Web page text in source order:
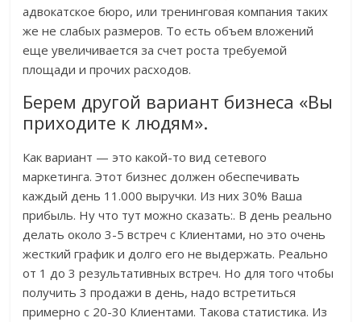
адвокатское бюро, или тренинговая компания таких
же не слабых размеров. То есть объем вложений
еще увеличивается за счет роста требуемой
площади и прочих расходов.
Берем другой вариант бизнеса «Вы
приходите к людям».
Как вариант — это какой-то вид сетевого
маркетинга. Этот бизнес должен обеспечивать
каждый день 11.000 выручки. Из них 30% Ваша
прибыль. Ну что тут можно сказать:. В день реально
делать около 3-5 встреч с Клиентами, но это очень
жесткий график и долго его не выдержать. Реально
от 1 до 3 результативных встреч. Но для того чтобы
получить 3 продажи в день, надо встретиться
примерно с 20-30 Клиентами. Такова статистика. Из